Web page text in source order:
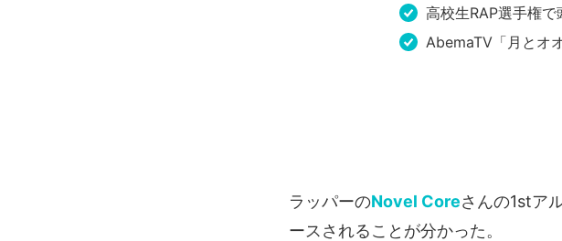
高校生RAP選手権
AbemaTV「月とオ
ラッパーのNovel Coreさんの1stア
ースされることが分かった。